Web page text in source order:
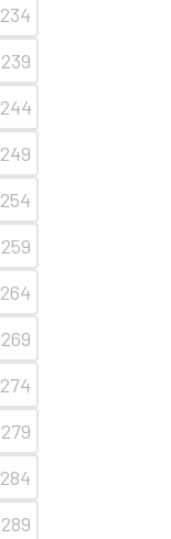
234
239
244
249
254
259
264
269
274
279
284
289